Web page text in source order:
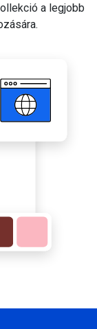
a legjobb